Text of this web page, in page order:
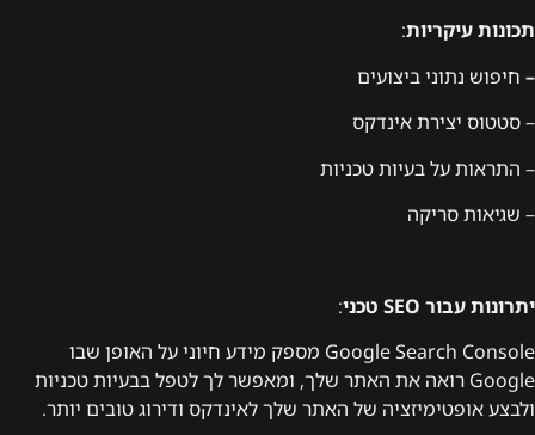
תכונות עיקריות:
– חיפוש נתוני ביצועים
– סטטוס יצירת אינדקס
– התראות על בעיות טכניות
– שגיאות סריקה
יתרונות עבור SEO טכני
:
Google Search Console מספק מידע חיוני על האופן שבו
Google רואה את האתר שלך, ומאפשר לך לטפל בבעיות טכניות
ולבצע אופטימיזציה של האתר שלך לאינדקס ודירוג טובים יותר.